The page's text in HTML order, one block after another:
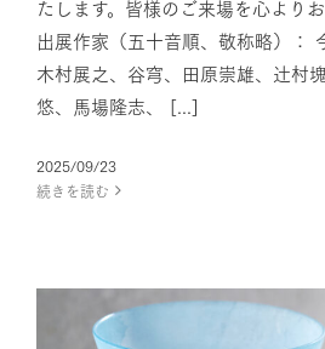
たします。皆様のご来場を心より
出展作家（五十音順、敬称略）：
木村展之、谷穹、田原崇雄、辻󠄀村
悠、馬場隆志、 [...]
2025/09/23
続きを読む